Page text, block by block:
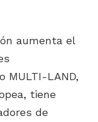
aumenta el
MULTI-LAND,
tiene
de